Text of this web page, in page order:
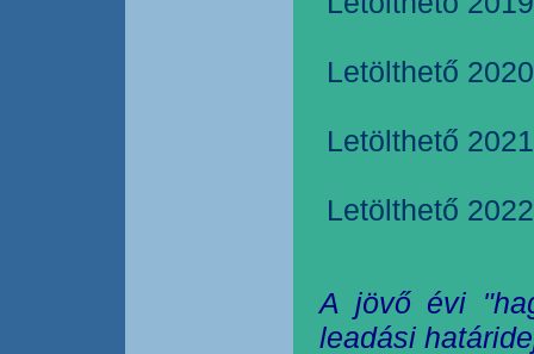
Letölthető
Letölthető
Letölthető
A jövő évi
leadási